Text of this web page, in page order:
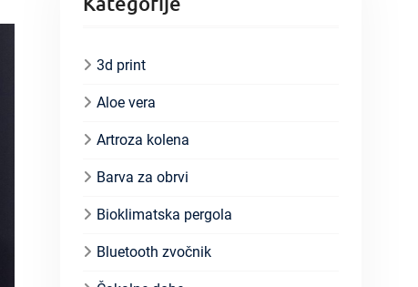
3d print
Aloe vera
Artroza kolena
Barva za obrvi
Bioklimatska pergola
Bluetooth zvočnik